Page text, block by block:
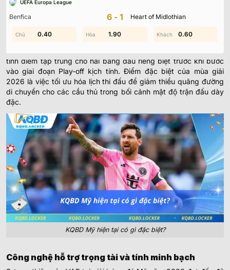
UEFA Europa League
Benfica 6-1 Heart of Midlothian
0.20 2.00 0.90
0.40 1.90 0.60
cho kỳ World Cup sắp tới.
Cơ chế phân hạng và thể thức thi đấu mới
tính điểm tập trung cho hai bảng đấu riêng biệt trước khi bước
vào giai đoạn Play-off kịch tính. Điểm đặc biệt của mùa giải
2026 là việc tối ưu hóa lịch thi đấu để giảm thiểu quãng đường
di chuyển cho các cầu thủ trong bối cảnh mật độ trận đấu dày
đặc.
KQBD Mỹ hiện tại có gì đặc biệt?
Công nghệ hỗ trợ trọng tài và tính minh bạch